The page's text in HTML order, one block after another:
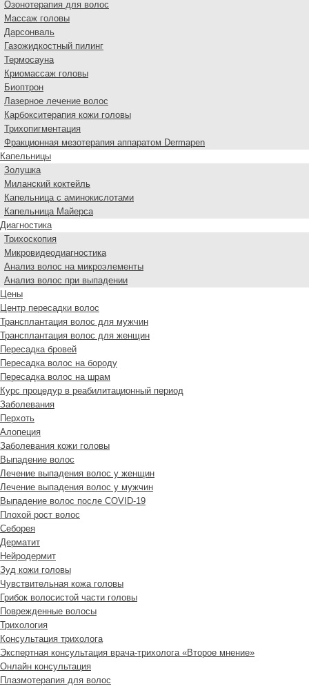
Озонотерапия для волос
Массаж головы
Дарсонваль
Газожидкостный пилинг
Термосауна
Криомассаж головы
Биоптрон
Лазерное лечение волос
Карбокситерапия кожи головы
Трихопигментация
Фракционная мезотерапия аппаратом Dermapen
Капельницы
Золушка
Миланский коктейль
Капельница с аминокислотами
Капельница Майерса
Диагностика
Трихоскопия
Микровидеодиагностика
Анализ волос на микроэлементы
Анализ волос при выпадении
Цены
Центр пересадки волос
Трансплантация волос для мужчин
Трансплантация волос для женщин
Пересадка бровей
Пересадка волос на бороду
Пересадка волос на шрам
Курс процедур в реабилитационный период
Заболевания
Перхоть
Алопеция
Заболевания кожи головы
Выпадение волос
Лечение выпадения волос у женщин
Лечение выпадения волос у мужчин
Выпадение волос после COVID-19
Плохой рост волос
Cеборея
Дерматит
Нейродермит
Зуд кожи головы
Чувствительная кожа головы
Грибок волосистой части головы
Поврежденные волосы
Трихология
Консультация трихолога
Экспертная консультация врача-трихолога «Второе мнение»
Онлайн консультация
Плазмотерапия для волос